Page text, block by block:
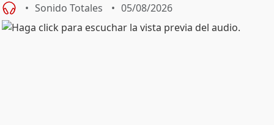
Sonido Totales 05/08/2026